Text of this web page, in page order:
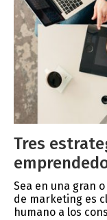
Tres
Sea en una gran
de marketing es
humano a los